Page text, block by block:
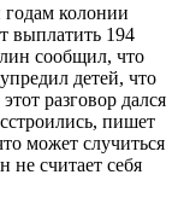
колонии
выплатить 194
сообщил, что
детей, что
разговор дался
пишет
может случиться
не считает себя